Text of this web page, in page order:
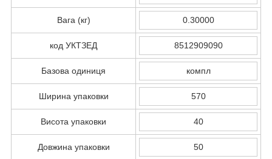
Вага (кг) 0.30000
код УКТЗЕД 8512909090
Базова одиниця компл
Ширина упаковки 570
Висота упаковки 40
Довжина упаковки 50